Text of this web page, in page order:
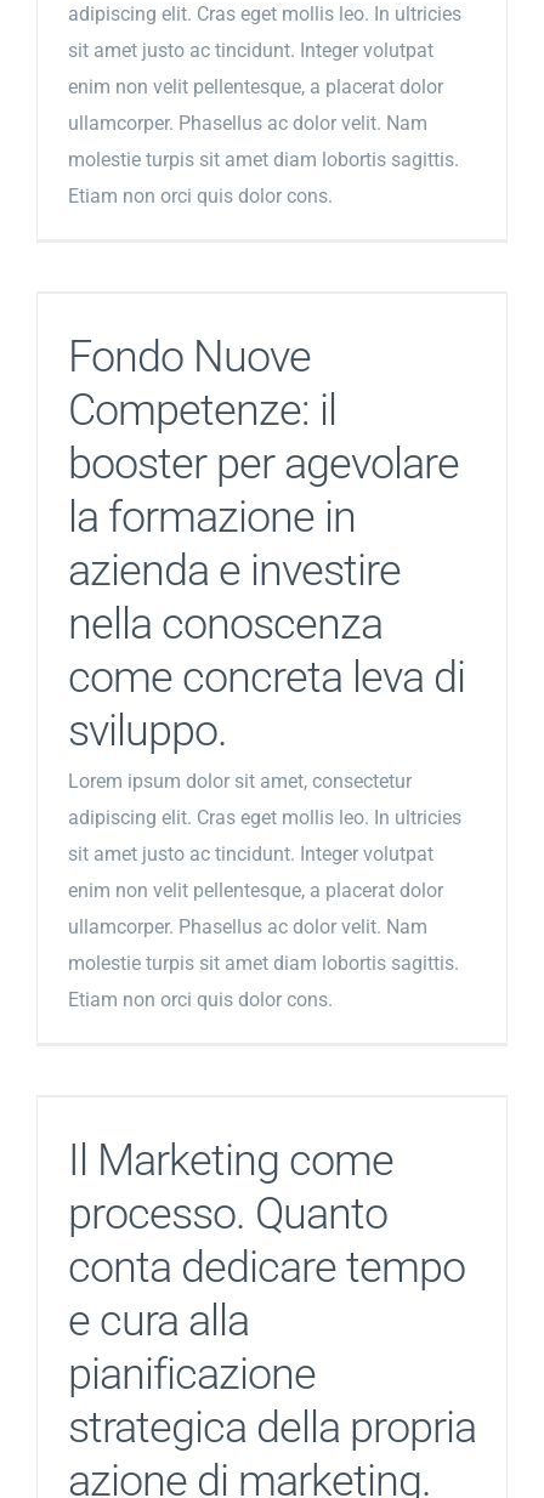
adipiscing elit. Cras eget mollis leo. In ultricies
sit amet justo ac tincidunt. Integer volutpat
enim non velit pellentesque, a placerat dolor
ullamcorper. Phasellus ac dolor velit. Nam
molestie turpis sit amet diam lobortis sagittis.
Etiam non orci quis dolor cons.
Fondo Nuove
Competenze: il
booster per agevolare
la formazione in
azienda e investire
nella conoscenza
come concreta leva di
sviluppo.
Lorem ipsum dolor sit amet, consectetur
adipiscing elit. Cras eget mollis leo. In ultricies
sit amet justo ac tincidunt. Integer volutpat
enim non velit pellentesque, a placerat dolor
ullamcorper. Phasellus ac dolor velit. Nam
molestie turpis sit amet diam lobortis sagittis.
Etiam non orci quis dolor cons.
Il Marketing come
processo. Quanto
conta dedicare tempo
e cura alla
pianificazione
strategica della propria
azione di marketing.